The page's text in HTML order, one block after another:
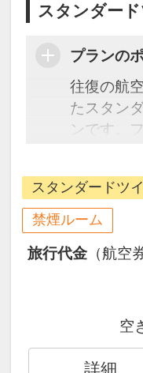
スタンダー
プランの
往復の航
たスタン
ンです。
ージだか
周遊旅行
旅行期間
泊・飛び
フライト
JALグル
オプショ
約）が可
スタンダードツ
禁煙ルーム
旅行代金 （航空
空